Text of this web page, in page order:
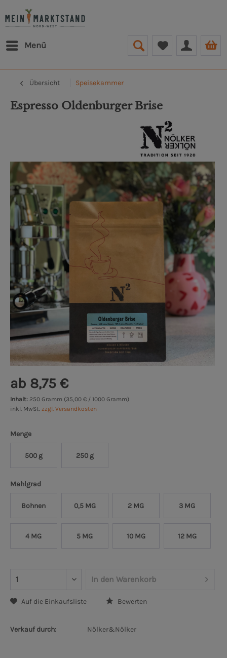
Menü
Übersicht Speisekammer
Espresso Oldenburger Brise
ab 8,75 €
Inhalt: 250 Gramm (35,00 € / 1000 Gramm)
inkl. MwSt. zzgl. Versandkosten
Menge
500 g 250 g
Mahlgrad
Bohnen 0,5 MG 2 MG 3 MG
4 MG 5 MG 10 MG 12 MG
In den Warenkorb
Auf die Einkaufsliste Bewerten
Verkauf durch: Nölker&Nölker